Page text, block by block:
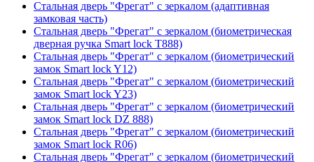
Стальная дверь "Фрегат" с зеркалом (адаптивная
замковая часть)
Стальная дверь "Фрегат" с зеркалом (биометрическая
дверная ручка Smart lock T888)
Стальная дверь "Фрегат" с зеркалом (биометрический
замок Smart lock Y12)
Стальная дверь "Фрегат" с зеркалом (биометрический
замок Smart lock Y23)
Стальная дверь "Фрегат" с зеркалом (биометрический
замок Smart lock DZ 888)
Стальная дверь "Фрегат" с зеркалом (биометрический
замок Smart lock R06)
Стальная дверь "Фрегат" с зеркалом (биометрический